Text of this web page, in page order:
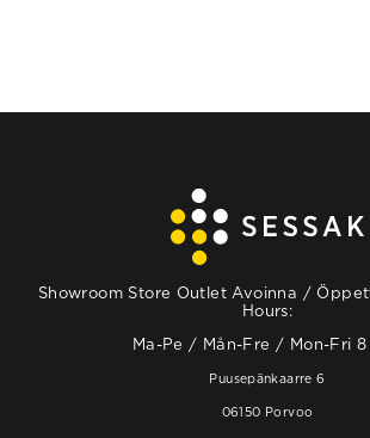
Showroom Store Outlet Avoinna /
Hours:
Ma-Pe / Mån-Fre / Mon-Fri 8
Puusepänkaarre 6
06150 Porvoo